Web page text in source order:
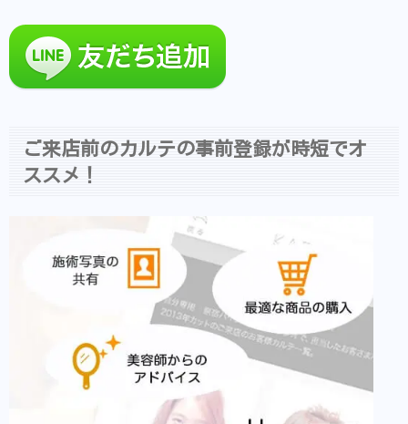
ご来店前のカルテの事前登録が時短でオ
ススメ！